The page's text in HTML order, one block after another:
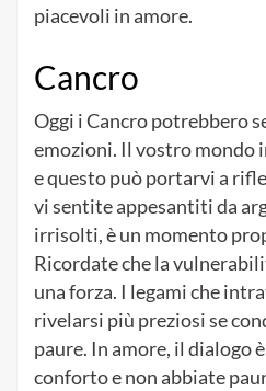
piacevoli in amore.
Cancro
Oggi i Cancro potrebbero
emozioni. Il vostro mondo
e questo può portarvi a
vi sentite appesantiti da
irrisolti, è un momento
Ricordate che la
una forza. I legami che
rivelarsi più preziosi se
paure. In amore, il dialogo
conforto e non abbiate